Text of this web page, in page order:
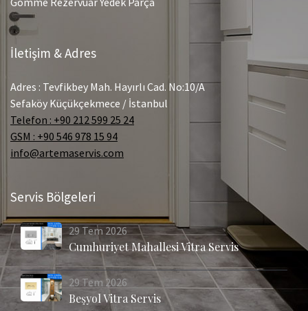
İletişim & Adres
Adres : Tevfikbey Mah. Hayırlı Cad. No:10/A
Sefaköy Küçükçekmece / İstanbul
Telefon : +90 212 599 25 24
GSM : +90 546 978 15 94
info@artemaservis.com
Servis Bölgeleri
29Tem2026
Cumhuriyet Mahallesi Vitra Servis
29 Tem 2026
Beşyol Vitra Servis